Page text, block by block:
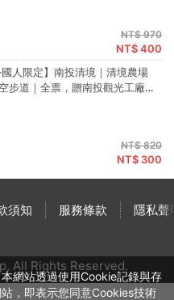
NT$ 970
NT$ 400
國人限定】南投清境｜清境農場
步道｜全票，贈南投觀光工廠來
NT$ 820
NT$ 300
須知 服務條款 隱私聲
All Rights Reserved.
網站透過使用Cookie記錄與存
，即表示您同意Cookies技術